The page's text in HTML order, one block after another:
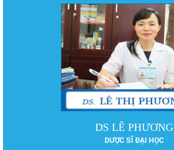
DS LÊ PHƯƠNG
DƯỢC SĨ ĐẠI HỌC